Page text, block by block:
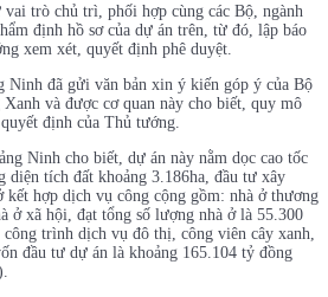
trò chủ trì, phối hợp cùng các Bộ, ngành
định hồ sơ của dự án trên, từ đó, lập báo
xem xét, quyết định phê duyệt.
Ninh đã gửi văn bản xin ý kiến góp ý của Bộ
và được cơ quan này cho biết, quy mô
định của Thủ tướng.
Ninh cho biết, dự án này nằm dọc cao tốc
diện tích đất khoảng 3.186ha, đầu tư xây
hợp dịch vụ công cộng gồm: nhà ở thương
ở xã hội, đạt tổng số lượng nhà ở là 55.300
trình dịch vụ đô thị, công viên cây xanh,
đầu tư dự án là khoảng 165.104 tỷ đồng